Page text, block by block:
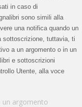
in caso di
sono simili alla
una notifica quando un
sottoscrizione, tuttavia, ti
a un argomento o in un
e sottoscrizioni
Utente, alla voce
un argomento